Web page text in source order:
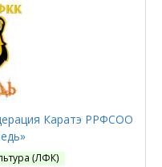
Каратэ РРФСОО
(ЛФК)